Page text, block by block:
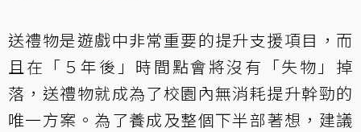
送禮物是遊戲中非常重要的提升支援項目，而
且在「５年後」時間點會將沒有「失物」掉
落，送禮物就成為了校園內無消耗提升幹勁的
唯一方案。為了養成及整個下半部著想，建議